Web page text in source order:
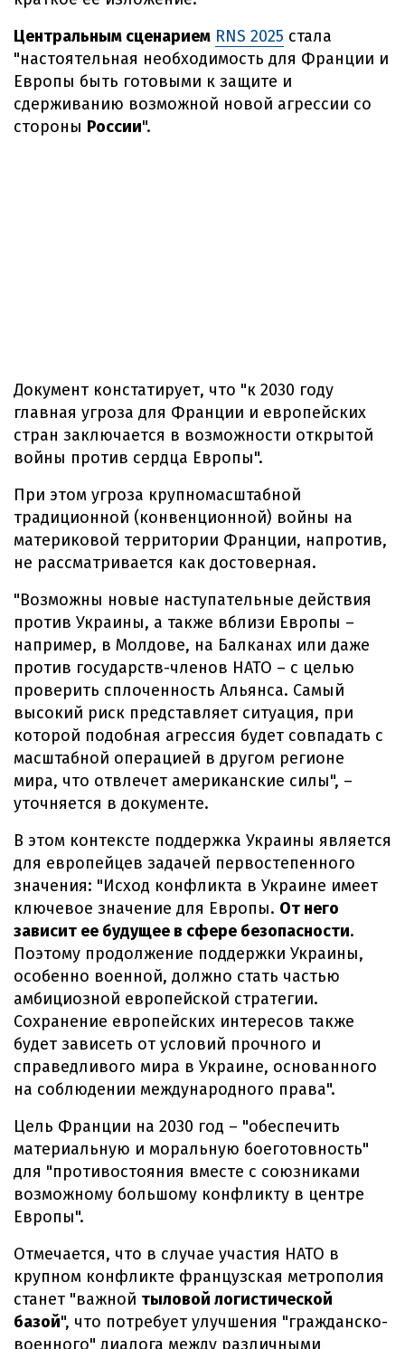
Центральным сценарием RNS 2025 стала
"настоятельная необходимость для Франции и
Европы быть готовыми к защите и
сдерживанию возможной новой агрессии со
стороны России".
Документ констатирует, что "к 2030 году
главная угроза для Франции и европейских
стран заключается в возможности открытой
войны против сердца Европы".
При этом угроза крупномасштабной
традиционной (конвенционной) войны на
материковой территории Франции, напротив,
не рассматривается как достоверная.
"Возможны новые наступательные действия
против Украины, а также вблизи Европы –
например, в Молдове, на Балканах или даже
против государств-членов НАТО – с целью
проверить сплоченность Альянса. Самый
высокий риск представляет ситуация, при
которой подобная агрессия будет совпадать с
масштабной операцией в другом регионе
мира, что отвлечет американские силы", –
уточняется в документе.
В этом контексте поддержка Украины является
для европейцев задачей первостепенного
значения: "Исход конфликта в Украине имеет
ключевое значение для Европы. От него
зависит ее будущее в сфере безопасности.
Поэтому продолжение поддержки Украины,
особенно военной, должно стать частью
амбициозной европейской стратегии.
Сохранение европейских интересов также
будет зависеть от условий прочного и
справедливого мира в Украине, основанного
на соблюдении международного права".
Цель Франции на 2030 год – "обеспечить
материальную и моральную боеготовность"
для "противостояния вместе с союзниками
возможному большому конфликту в центре
Европы".
Отмечается, что в случае участия НАТО в
крупном конфликте французская метрополия
станет "важной тыловой логистической
базой", что потребует улучшения "гражданско-
военного" диалога между различными